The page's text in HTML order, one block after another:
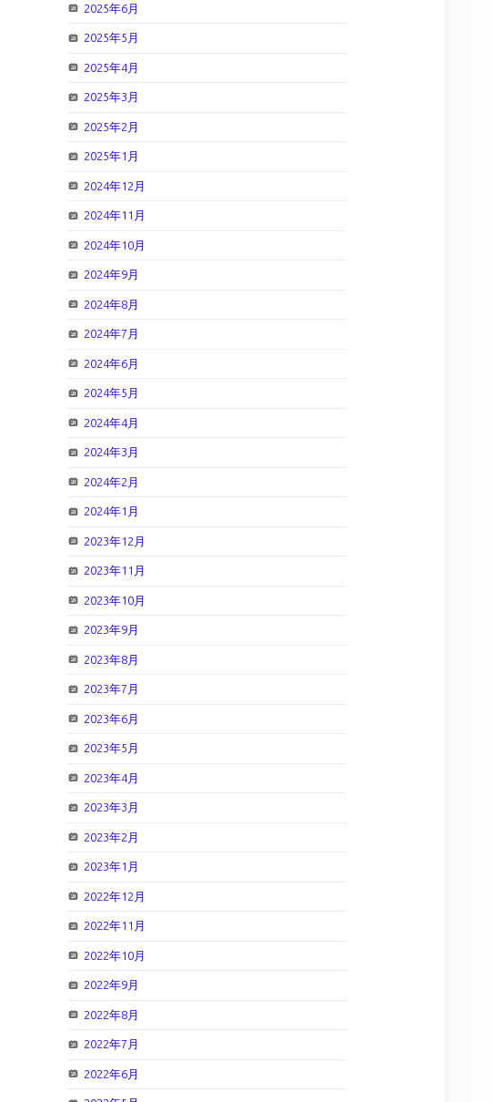
2025年6月
2025年5月
2025年4月
2025年3月
2025年2月
2025年1月
2024年12月
2024年11月
2024年10月
2024年9月
2024年8月
2024年7月
2024年6月
2024年5月
2024年4月
2024年3月
2024年2月
2024年1月
2023年12月
2023年11月
2023年10月
2023年9月
2023年8月
2023年7月
2023年6月
2023年5月
2023年4月
2023年3月
2023年2月
2023年1月
2022年12月
2022年11月
2022年10月
2022年9月
2022年8月
2022年7月
2022年6月